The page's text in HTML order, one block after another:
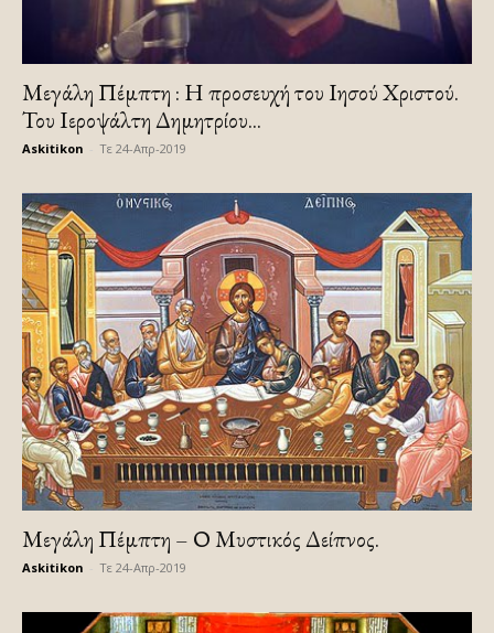
Μεγάλη Πέμπτη : Η προσευχή του Ιησού Χριστού.
Του Ιεροψάλτη Δημητρίου...
Askitikon Τε 24-Απρ-2019
Μεγάλη Πέμπτη – Ο Μυστικός Δείπνος.
Askitikon Τε 24-Απρ-2019